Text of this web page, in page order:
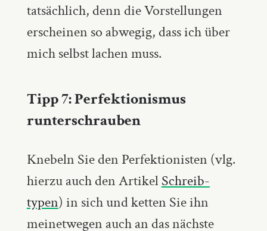
tatsächlich, denn die Vorstellungen
erscheinen so abwegig, dass ich über
mich selbst lachen muss.
Tipp 7: Perfektionismus
runterschrauben
Knebeln Sie den Perfektionisten (vlg.
hierzu auch den ArtikelSchreib­
typen) in sich und ketten Sie ihn
meinetwegen auch an das nächste